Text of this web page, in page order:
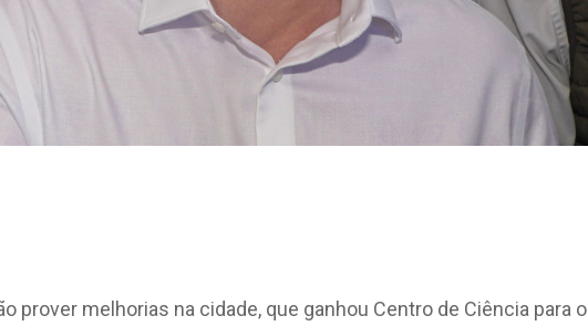
prover melhorias na cidade, que ganhou Centro de Ciência para o